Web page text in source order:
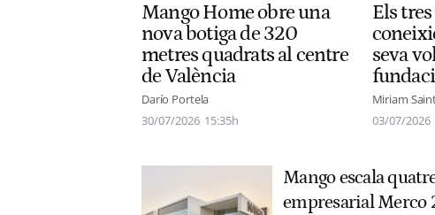
Mango Home obre una
nova botiga de 320
metres quadrats al centre
de València
Darío Portela
30/07/2026 15:35h
Els
seva
Miriam
03/07/2026
Mango escala
empresarial Merco